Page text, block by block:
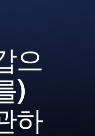
으
)
하